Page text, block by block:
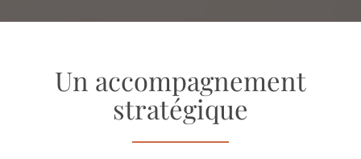
Un accompagnement
stratégique